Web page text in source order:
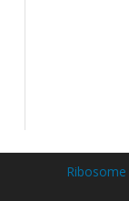
Ribosome